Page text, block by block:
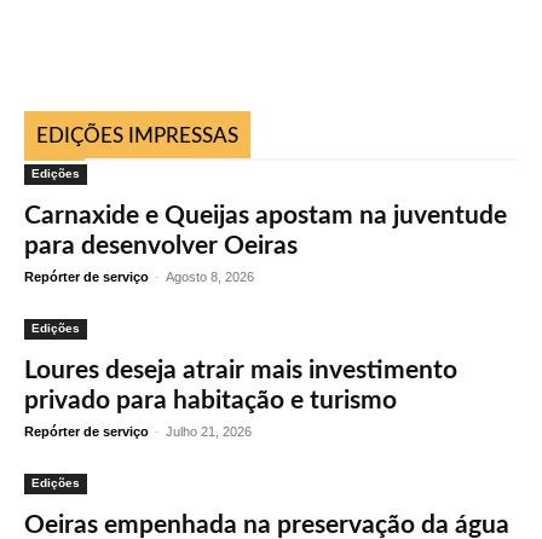
EDIÇÕES IMPRESSAS
Edições
Carnaxide e Queijas apostam na juventude
para desenvolver Oeiras
Repórter de serviço - Agosto 8, 2026
Edições
Loures deseja atrair mais investimento
privado para habitação e turismo
Repórter de serviço - Julho 21, 2026
Edições
Oeiras empenhada na preservação da água